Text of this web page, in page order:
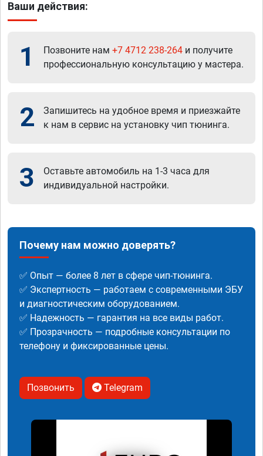
Ваши действия:
1 Позвоните нам +7 4712 238-264 и получите
профессиональную консультацию у мастера.
2
Запишитесь на удобное время и приезжайте
к нам в сервис на установку чип тюнинга.
3
Оставьте автомобиль на 1-3 часа для
индивидуальной настройки.
Почему нам можно доверять?
✅ Опыт — более 8 лет в сфере чип-тюнинга.
✅ Экспертность — работаем с современными ЭБУ
и диагностическим оборудованием.
✅ Надежность — гарантия на все виды работ.
✅ Прозрачность — подробные консультации по
телефону и фиксированные цены.
Позвонить Telegram